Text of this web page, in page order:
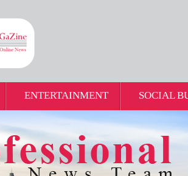
ENTERTAINMENT SOCIAL